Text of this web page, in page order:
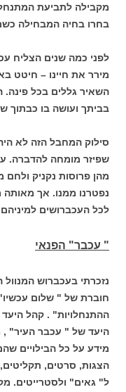
מקבילה לתביעת
בחרו בחיה המבחילה כשם
לפני כמה שנים הצליח
מירר את חיינו – חיטט
השאיר גללים בכל פינה.
בביתך ועושה בו כבתוך שלו
סילוק המחבל הזה לא היה
שפיזר מומחה להדברה.
מהן פרוסות נקניק ולחם
נפטרנו ממנו. אך מאותה
לכל העכברושים למיניהם.
" עכבר" הפנאי
נזכרתי בעכברוש המנוול
חוברת של " שלום עכשיו"
ההתנחלויות" . קהל היעד
היעד של " עכבר העיר" ,
מידע על כל הבילויים שהם
הצגות, סרטים, תקליטים,
ל" גאים" ולסטרייטים.